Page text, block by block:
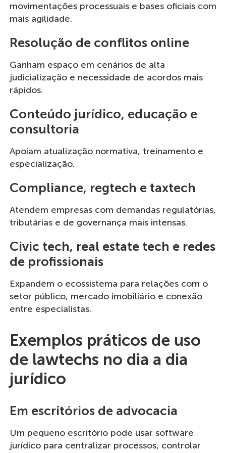
movimentações processuais e bases oficiais com
mais agilidade.
Resolução de conflitos online
Ganham espaço em cenários de alta
judicialização e necessidade de acordos mais
rápidos.
Conteúdo jurídico, educação e
consultoria
Apoiam atualização normativa, treinamento e
especialização.
Compliance, regtech e taxtech
Atendem empresas com demandas regulatórias,
tributárias e de governança mais intensas.
Civic tech, real estate tech e redes
de profissionais
Expandem o ecossistema para relações com o
setor público, mercado imobiliário e conexão
entre especialistas.
Exemplos práticos de uso
de lawtechs no dia a dia
jurídico
Em escritórios de advocacia
Um pequeno escritório pode usar software
jurídico para centralizar processos, controlar